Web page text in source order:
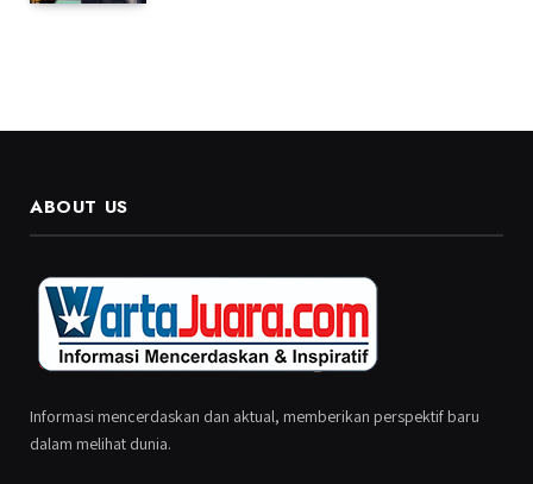
ABOUT US
Informasi mencerdaskan dan aktual, memberikan perspektif baru
dalam melihat dunia.